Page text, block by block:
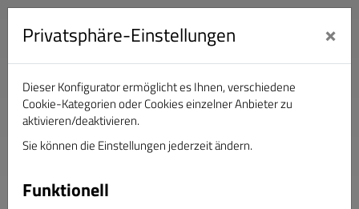
Verband Deutscher Sportjournalisten e.V.
Privatsphäre-Einstellungen ×
Dieser Konfigurator ermöglicht es Ihnen, verschiedene
Cookie-Kategorien oder Cookies einzelner Anbieter zu
aktivieren/deaktivieren.
Sie können die Einstellungen jederzeit ändern.
Funktionell